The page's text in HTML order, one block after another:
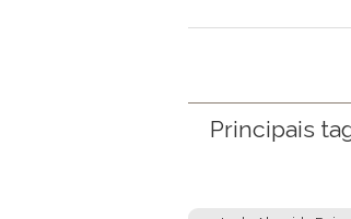
Principais